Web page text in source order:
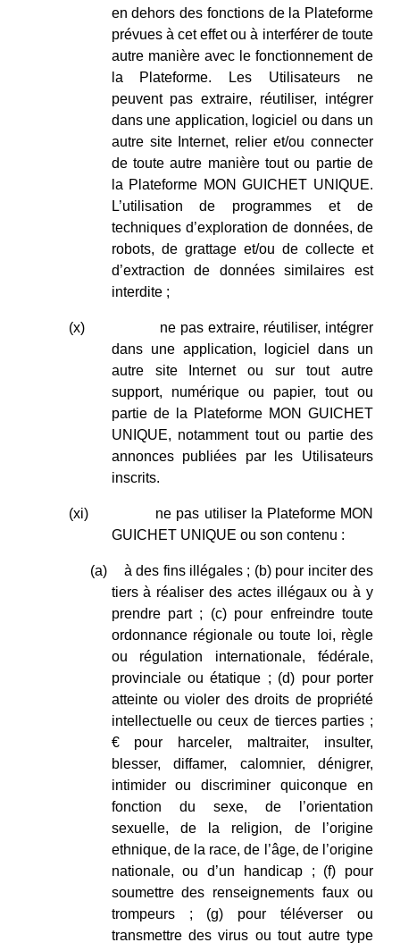
en dehors des fonctions de la Plateforme
prévues à cet effet ou à interférer de toute
autre manière avec le fonctionnement de
la Plateforme. Les Utilisateurs ne
peuvent pas extraire, réutiliser, intégrer
dans une application, logiciel ou dans un
autre site Internet, relier et/ou connecter
de toute autre manière tout ou partie de
la Plateforme MON GUICHET UNIQUE.
L’utilisation de programmes et de
techniques d’exploration de données, de
robots, de grattage et/ou de collecte et
d’extraction de données similaires est
interdite ;
(x)
ne pas extraire, réutiliser, intégrer
dans une application, logiciel dans un
autre site Internet ou sur tout autre
support, numérique ou papier, tout ou
partie de la Plateforme MON GUICHET
UNIQUE, notamment tout ou partie des
annonces publiées par les Utilisateurs
inscrits.
(xi)
ne pas utiliser la Plateforme MON
GUICHET UNIQUE ou son contenu :
(a)
à des fins illégales ; (b) pour inciter des
tiers à réaliser des actes illégaux ou à y
prendre part ; (c) pour enfreindre toute
ordonnance régionale ou toute loi, règle
ou régulation internationale, fédérale,
provinciale ou étatique ; (d) pour porter
atteinte ou violer des droits de propriété
intellectuelle ou ceux de tierces parties ;
€ pour harceler, maltraiter, insulter,
blesser, diffamer, calomnier, dénigrer,
intimider ou discriminer quiconque en
fonction du sexe, de l’orientation
sexuelle, de la religion, de l’origine
ethnique, de la race, de l’âge, de l’origine
nationale, ou d’un handicap ; (f) pour
soumettre des renseignements faux ou
trompeurs ; (g) pour téléverser ou
transmettre des virus ou tout autre type